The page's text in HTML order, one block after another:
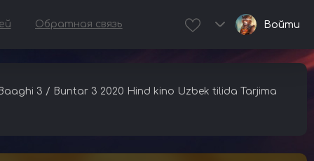
Обратная связь Войти
3 / Buntar 3 2020 Hind kino Uzbek tilida Tarjima